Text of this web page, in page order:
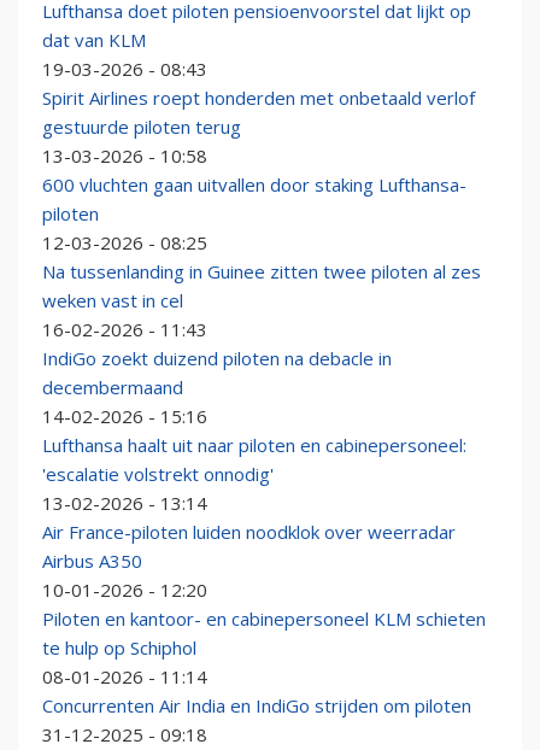
Lufthansa doet piloten pensioenvoorstel dat lijkt op
dat van KLM
19-03-2026 - 08:43
Spirit Airlines roept honderden met onbetaald verlof
gestuurde piloten terug
13-03-2026 - 10:58
600 vluchten gaan uitvallen door staking Lufthansa-
piloten
12-03-2026 - 08:25
Na tussenlanding in Guinee zitten twee piloten al zes
weken vast in cel
16-02-2026 - 11:43
IndiGo zoekt duizend piloten na debacle in
decembermaand
14-02-2026 - 15:16
Lufthansa haalt uit naar piloten en cabinepersoneel:
'escalatie volstrekt onnodig'
13-02-2026 - 13:14
Air France-piloten luiden noodklok over weerradar
Airbus A350
10-01-2026 - 12:20
Piloten en kantoor- en cabinepersoneel KLM schieten
te hulp op Schiphol
08-01-2026 - 11:14
Concurrenten Air India en IndiGo strijden om piloten
31-12-2025 - 09:18